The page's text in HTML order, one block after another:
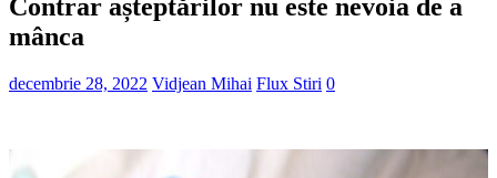
Contrar așteptărilor nu este nevoia de a
mânca
decembrie 28, 2022 Vidjean Mihai Flux Stiri 0